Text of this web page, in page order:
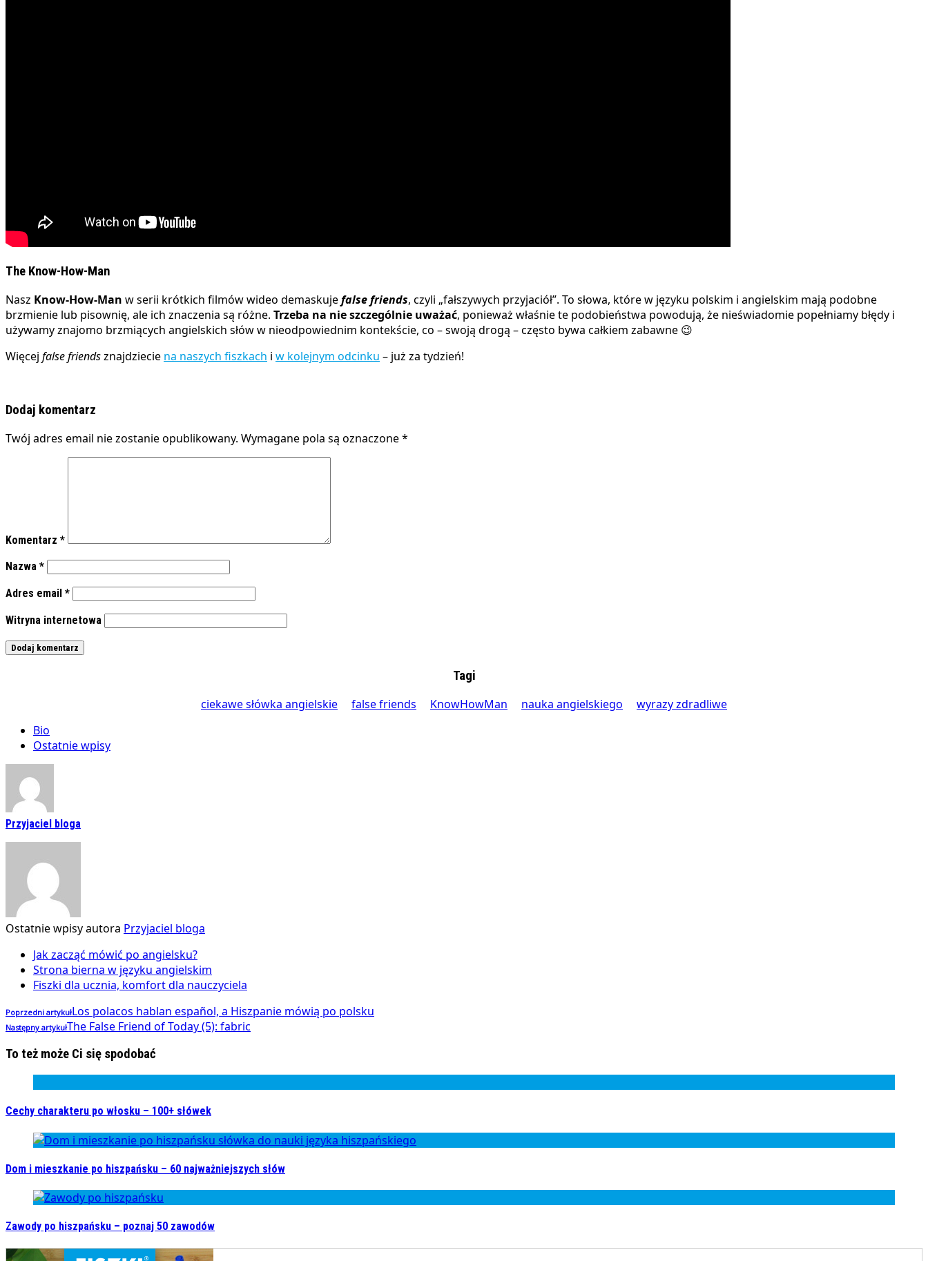
The Know-How-Man
Nasz Know-How-Man w serii krótkich filmów wideo demaskujefalse friends, czyli „fałszywych przyjaciół”. To słowa, które w języku polskim i angielskim mają podobne
brzmienie lub pisownię, ale ich znaczenia są różne. Trzeba na nie szczególnie uważać, ponieważ właśnie te podobieństwa powodują, że nieświadomie popełniamy błędy i
używamy znajomo brzmiących angielskich słów w nieodpowiednim kontekście, co – swoją drogą – często bywa całkiem zabawne 😉
Więcej false friendsznajdziecie na naszych fiszkach i w kolejnym odcinku – już za tydzień!
Dodaj komentarz
Twój adres email nie zostanie opublikowany. Wymagane pola są oznaczone*
Komentarz *
Nazwa *
Adres email *
Witryna internetowa
Tagi
ciekawe słówka angielskie
false friends KnowHowMan nauka angielskiego
wyrazy zdradliwe
Bio
Ostatnie wpisy
Przyjaciel bloga
Ostatnie wpisy autora Przyjaciel bloga
Jak zacząć mówić po angielsku?
Strona bierna w języku angielskim
Fiszki dla ucznia, komfort dla nauczyciela
Poprzedni artykułLos polacos hablan español, a Hiszpanie mówią po polsku
Następny artykułThe False Friend of Today (5): fabric
To też może Ci się spodobać
Cechy charakteru po włosku – 100+ słówek
Dom i mieszkanie po hiszpańsku – 60 najważniejszych słów
Zawody po hiszpańsku – poznaj 50 zawodów